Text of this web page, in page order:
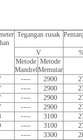
Tegangan rusak
V
Metode
Mandrel
Metode
Memutar
---- 2900
---- 2900
---- 2900
---- 2900
---- 3100
---- 3100
---- 3300